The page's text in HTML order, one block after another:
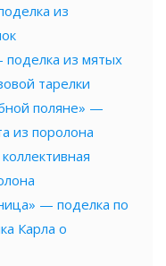
из
из мятых
тарелки
поляне» —
из поролона
— поделка по
Карла о